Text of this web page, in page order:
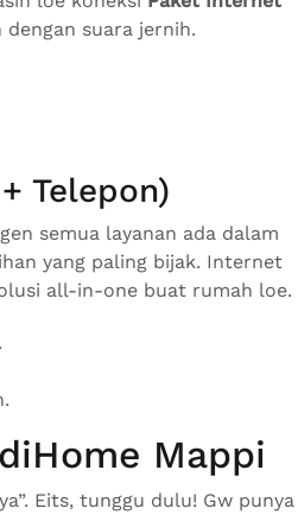
suara jernih.
Telepon)
semua layanan ada dalam
yang paling bijak. Internet
all-in-one buat rumah loe.
Mappi
Eits, tunggu dulu! Gw punya